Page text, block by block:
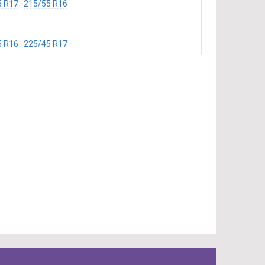
R17 215/55 R16
R16 225/45 R17